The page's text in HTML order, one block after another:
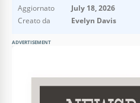
Aggiornato
July 18, 2026
Creato da
Evelyn Davis
ADVERTISEMENT